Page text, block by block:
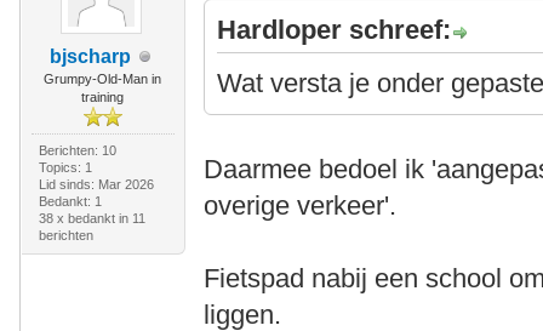
bjscharp
Grumpy-Old-Man in
training
Berichten: 10
Topics: 1
Lid sinds: Mar 2026
Bedankt: 1
38 x bedankt in 11
berichten
Hardloper schreef:
Wat versta je onder
Daarmee bedoel ik
overige verkeer'.
Fietspad nabij een school
liggen.